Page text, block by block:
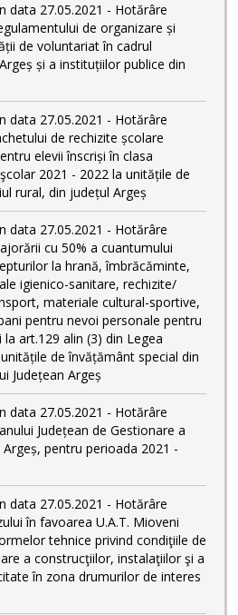
data 27.05.2021 - Hotărâre
de organizare și
de voluntariat în cadrul
și a instituțiilor publice din
data 27.05.2021 - Hotărâre
de rechizite școlare
elevii înscriși în clasa
2021 - 2022 la unitățile de
rural, din județul Argeș
data 27.05.2021 - Hotărâre
cu 50% a cuantumului
la hrană, îmbrăcăminte,
igienico-sanitare, rechizite/
materiale cultural-sportive,
pentru nevoi personale pentru
art.129 alin (3) din Legea
de învățământ special din
Județean Argeș
data 27.05.2021 - Hotărâre
Județean de Gestionare a
pentru perioada 2021 -
data 27.05.2021 - Hotărâre
în favoarea U.A.T. Mioveni
tehnice privind condiţiile de
a construcţiilor, instalaţiilor şi a
în zona drumurilor de interes